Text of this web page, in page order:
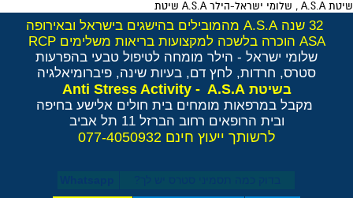
שיטת A.S.A , שלומי ישראל-הילר A.S.A שיטת
32 שנה A.S.A מהמובילים בהישגים בישראל ובאירופה
ASA הוכרה בלשכה למקצועות בריאות משלימים RCP
שלומי ישראל - הילר מומחה לטיפול טבעי בהפרעות
סטרס, חרדות, לחץ דם, בעיות שינה, פיברומיאלגיה
בשיטת Anti Stress Activity - A.S.A
מקבל במרפאות מומחים בית חולים אלישע בחיפה
ובית הרופאים רחוב הברזל 11 תל אביב
לרשותך ייעוץ חינם 077-4050932